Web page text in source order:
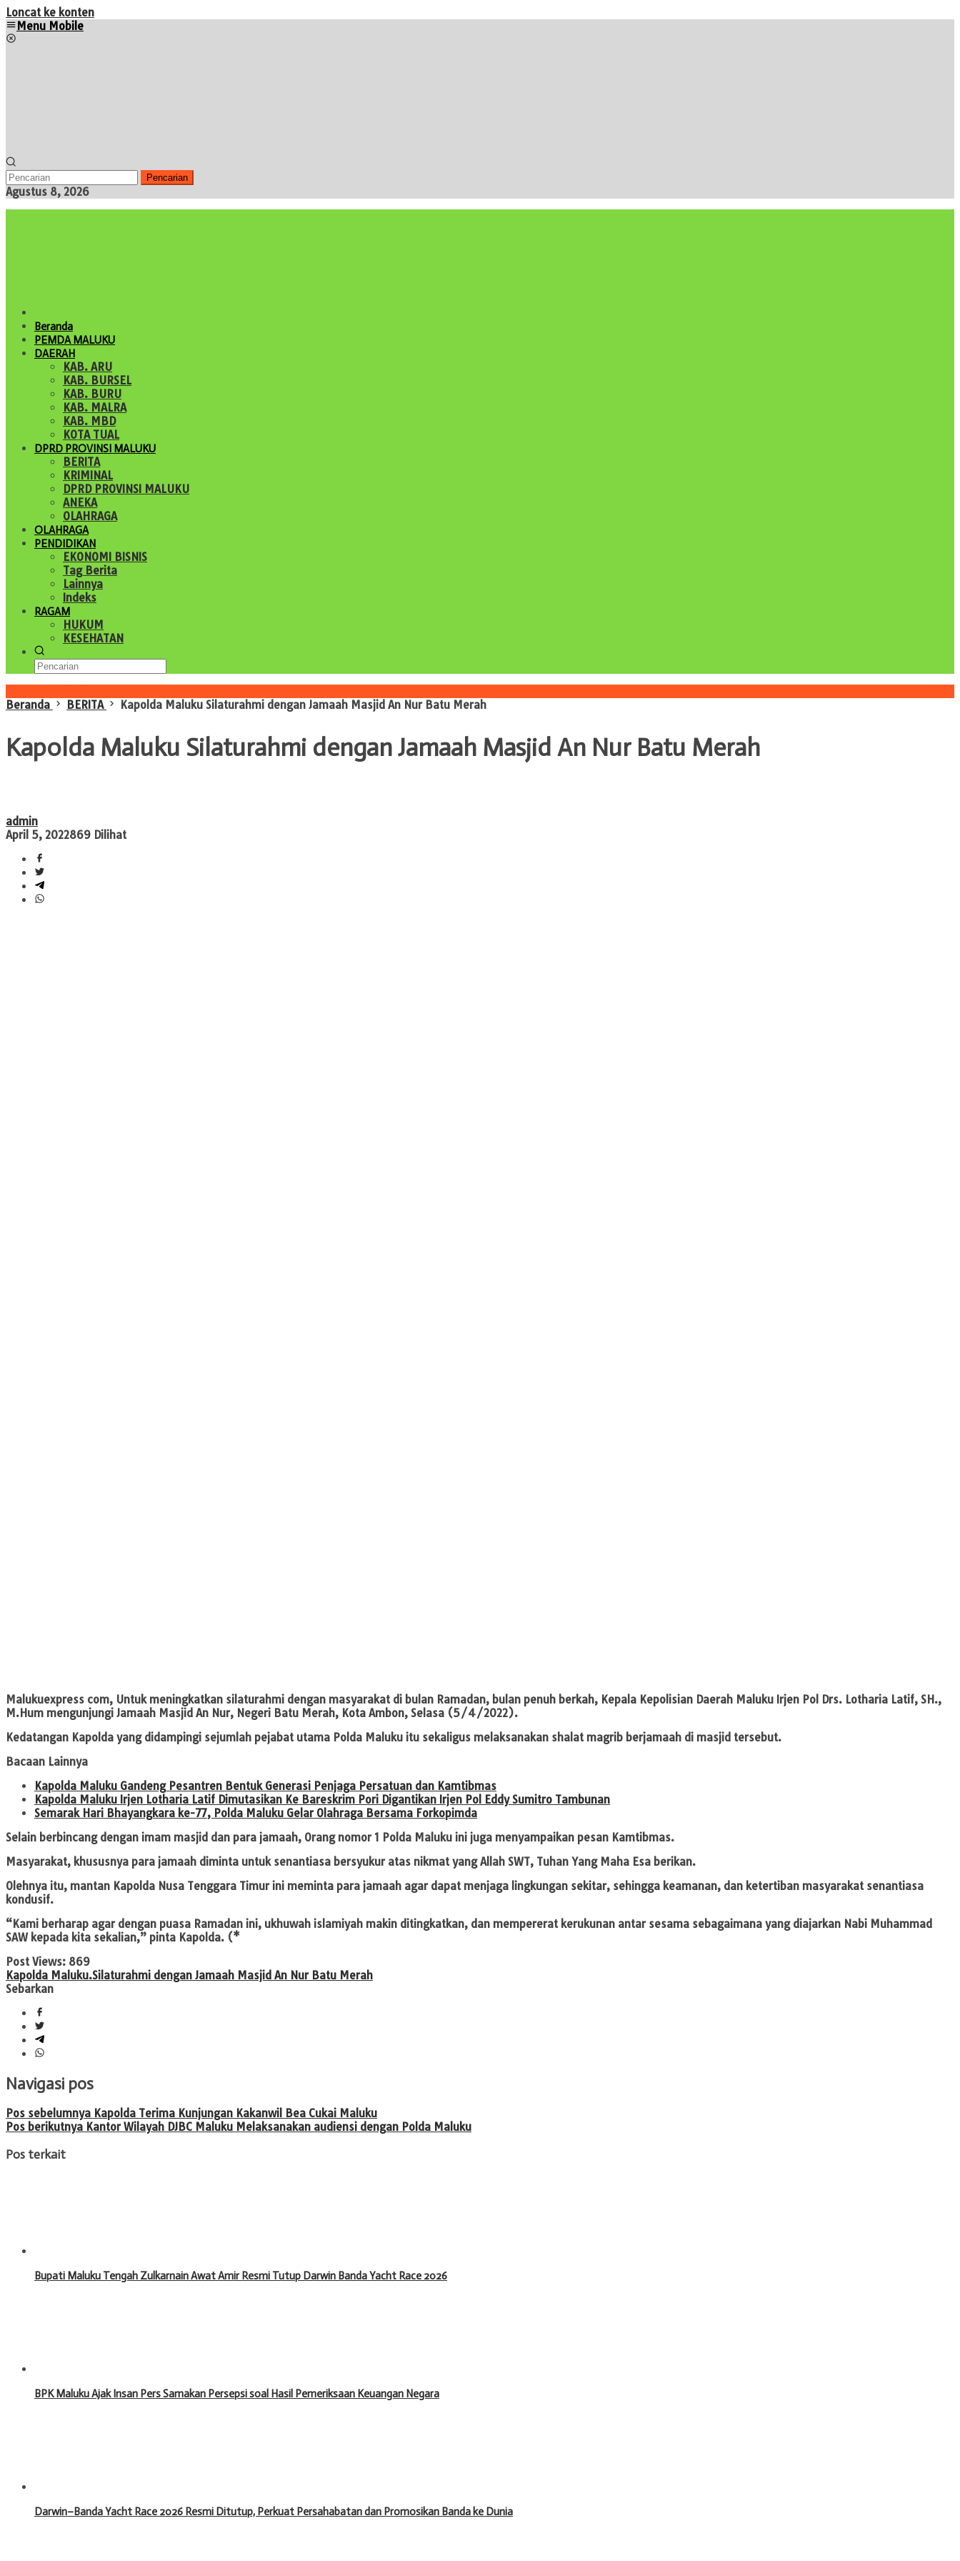
Loncat ke konten
Menu Mobile
Pencarian
Agustus 8, 2026
Beranda
PEMDA MALUKU
DAERAH
KAB. ARU
KAB. BURSEL
KAB. BURU
KAB. MALRA
KAB. MBD
KOTA TUAL
DPRD PROVINSI MALUKU
BERITA
KRIMINAL
DPRD PROVINSI MALUKU
ANEKA
OLAHRAGA
OLAHRAGA
PENDIDIKAN
EKONOMI BISNIS
Tag Berita
Lainnya
Indeks
RAGAM
HUKUM
KESEHATAN
Beranda
BERITA Kapolda Maluku Silaturahmi dengan Jamaah Masjid An Nur Batu Merah
Kapolda Maluku Silaturahmi dengan Jamaah Masjid An Nur Batu Merah
admin
April 5, 2022869 Dilihat
Malukuexpress com, Untuk meningkatkan silaturahmi dengan masyarakat di bulan Ramadan, bulan penuh berkah, Kepala Kepolisian Daerah Maluku Irjen Pol Drs. Lotharia Latif, SH.,
M.Hum mengunjungi Jamaah Masjid An Nur, Negeri Batu Merah, Kota Ambon, Selasa (5/4/2022).
Kedatangan Kapolda yang didampingi sejumlah pejabat utama Polda Maluku itu sekaligus melaksanakan shalat magrib berjamaah di masjid tersebut.
Bacaan Lainnya
Kapolda Maluku Gandeng Pesantren Bentuk Generasi Penjaga Persatuan dan Kamtibmas
Kapolda Maluku Irjen Lotharia Latif Dimutasikan Ke Bareskrim Pori Digantikan Irjen Pol Eddy Sumitro Tambunan
Semarak Hari Bhayangkara ke-77, Polda Maluku Gelar Olahraga Bersama Forkopimda
Selain berbincang dengan imam masjid dan para jamaah, Orang nomor 1 Polda Maluku ini juga menyampaikan pesan Kamtibmas.
Masyarakat, khususnya para jamaah diminta untuk senantiasa bersyukur atas nikmat yang Allah SWT, Tuhan Yang Maha Esa berikan.
Olehnya itu, mantan Kapolda Nusa Tenggara Timur ini meminta para jamaah agar dapat menjaga lingkungan sekitar, sehingga keamanan, dan ketertiban masyarakat senantiasa
kondusif.
“Kami berharap agar dengan puasa Ramadan ini, ukhuwah islamiyah makin ditingkatkan, dan mempererat kerukunan antar sesama sebagaimana yang diajarkan Nabi Muhammad
SAW kepada kita sekalian,” pinta Kapolda. (*
Post Views: 869
Kapolda Maluku.Silaturahmi dengan Jamaah Masjid An Nur Batu Merah
Sebarkan
Navigasi pos
Pos sebelumnya Kapolda Terima Kunjungan Kakanwil Bea Cukai Maluku
Pos berikutnya Kantor Wilayah DJBC Maluku Melaksanakan audiensi dengan Polda Maluku
Pos terkait
Bupati Maluku Tengah Zulkarnain Awat Amir Resmi Tutup Darwin Banda Yacht Race 2026
BPK Maluku Ajak Insan Pers Samakan Persepsi soal Hasil Pemeriksaan Keuangan Negara
Darwin–Banda Yacht Race 2026 Resmi Ditutup, Perkuat Persahabatan dan Promosikan Banda ke Dunia